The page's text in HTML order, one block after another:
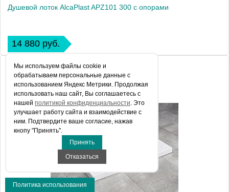
Душевой лоток AlcaPlast APZ101 300 с опорами
14 880 руб.
Политика использования
Мы используем файлы сookie и
обрабатываем персональные данные с
использованием Яндекс Метрики. Продолжая
использовать наш сайт, Вы соглашаетесь с
нашей политикой конфиденциальности. Это
улучшает работу сайта и взаимодействие с
ним. Подтвердите ваше согласие, нажав
кнопу "Принять".
Принять
Отказаться